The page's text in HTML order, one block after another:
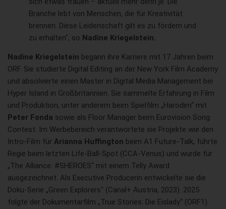
Branche lebt von Menschen, die für Kreativität
brennen. Diese Leidenschaft gilt es zu fördern und
zu erhalten", so Nadine Kriegelstein.
Nadine Kriegelstein begann ihre Karriere mit 17 Jahren beim
ORF. Sie studierte Digital Editing an der New York Film Academy
und absolvierte einen Master in Digital Media Management bei
Hyper Island in Großbritannien. Sie sammelte Erfahrung in Film
und Produktion, unter anderem beim Spielfilm „Harodim“ mit
Peter Fonda sowie als Floor Manager beim Eurovision Song
Contest. Im Werbebereich verantwortete sie Projekte wie den
Intro-Film für Arianna Huffington beim A1 Future-Talk, führte
Regie beim letzten Life-Ball-Spot (CCA-Venus) und wurde für
„The Alliance: #SHEROES“ mit einem Telly Award
ausgezeichnet. Als Executive Producerin entwickelte sie die
Doku-Serie „Green Explorers“ (Canal+ Austria, 2023). 2025
folgte der Dokumentarfilm „True Stories: Die Eislady“ (ORF1).